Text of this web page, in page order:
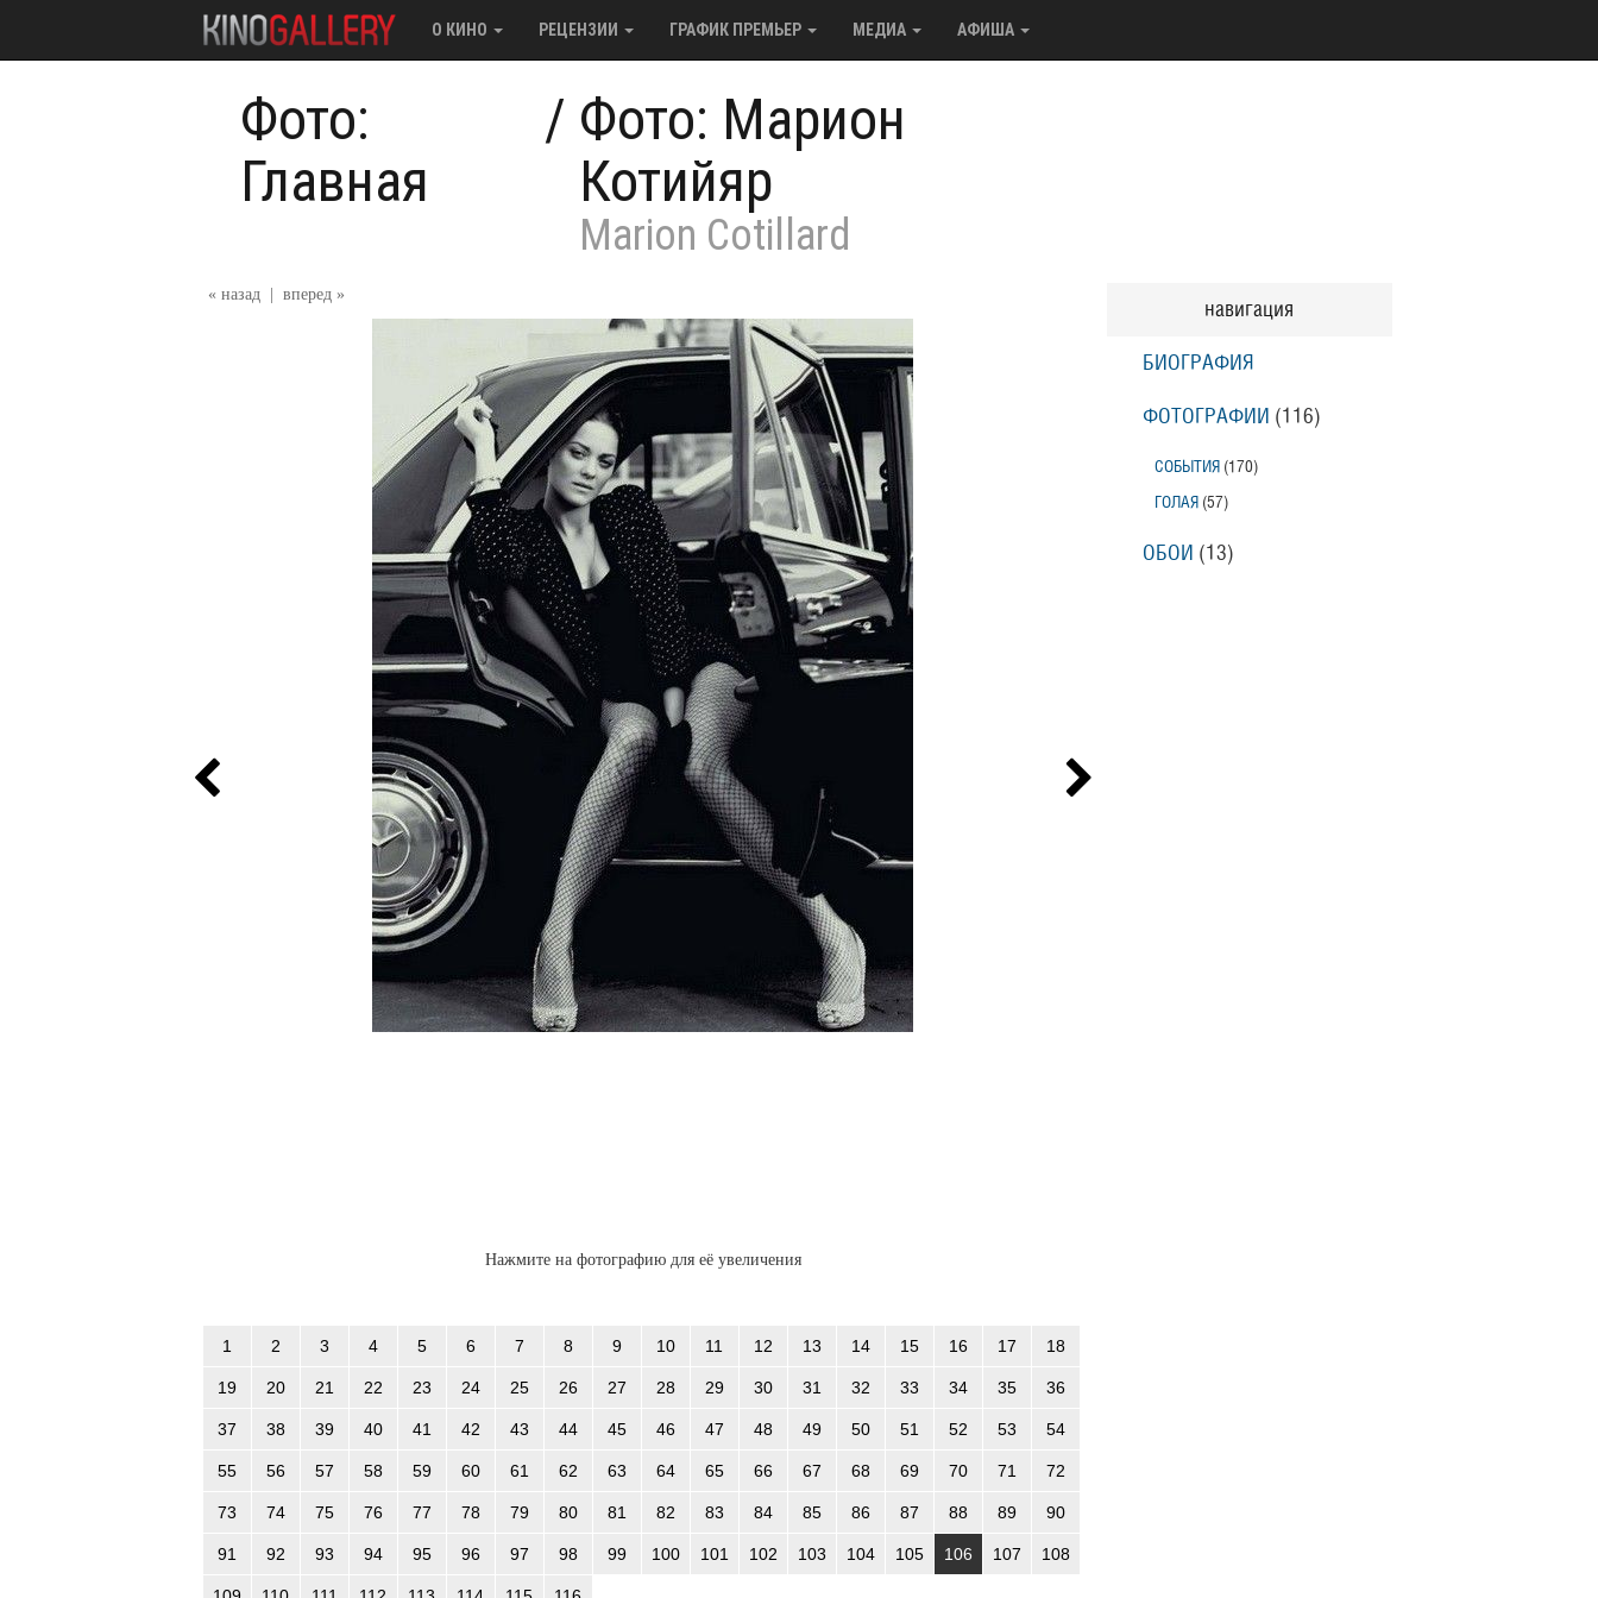
О КИНО РЕЦЕНЗИИ ГРАФИК ПРЕМЬЕР МЕДИА АФИША
Фото:
Главная
/ Фото: Марион
Котийяр
Marion Cotillard
« назад вперед »
Нажмите на фотографию для её увеличения
1 2 3 4 5 6 7 8 9 10 11 12 13 14 15 16 17 18
19 20 21 22 23 24 25 26 27 28 29 30 31 32 33 34 35 36
37 38 39 40 41 42 43 44 45 46 47 48 49 50 51 52 53 54
55 56 57 58 59 60 61 62 63 64 65 66 67 68 69 70 71 72
73 74 75 76 77 78 79 80 81 82 83 84 85 86 87 88 89 90
91 92 93 94 95 96 97 98 99 100 101 102 103 104 105 106 107 108
навигация
БИОГРАФИЯ
ФОТОГРАФИИ (116)
СОБЫТИЯ (170)
ГОЛАЯ (57)
ОБОИ (13)